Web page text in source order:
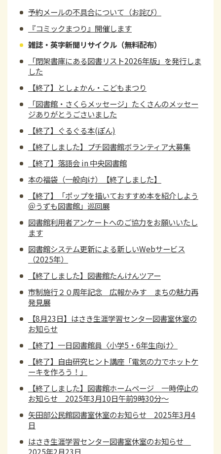
予約メールの不具合について（お詫び）
『コミックまつり』開催します
雑誌・英字新聞リサイクル（無料配布）
「閉架書庫にある図書リスト2026年版」を発行しま
した
【終了】としょかん・こどもまつり
「図書館・さくらメッセージ」たくさんのメッセー
ジありがとうごさいました
【終了】ぐるぐる本(ぽん)
【終了しました】プチ図書館ボランティア大募集
【終了】落語会 in 中央図書館
本の福袋（一般向け）【終了しました】
【終了】「ポップを描いておすすめ本を紹介しよう
＠うずも図書館」巡回展
図書館利用者アンケートへのご協力をお願いいたし
ます
図書館システム更新による新しいWebサービス
（2025年）
【終了しました】図書館たんけんツアー
市制施行２０周年記念 広報かみす まちの魅力再
発見展
【8月23日】はさき生涯学習センター図書室休室の
お知らせ
【終了】一日図書館員〈小学5・6年生向け〉
【終了】自由研究ヒント講座「電気の力でホットケ
ーキを作ろう！」
【終了しました】図書館ホームページ 一時停止の
お知らせ 2025年3月10日午前9時30分～
矢田部公民館図書室休室のお知らせ 2025年3月4
日
はさき生涯学習センター図書室休室のお知らせ
2025年2月23日